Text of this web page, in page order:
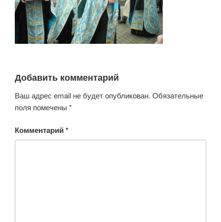
Добавить комментарий
Ваш адрес email не будет опубликован. Обязательные
поля помечены *
Комментарий*